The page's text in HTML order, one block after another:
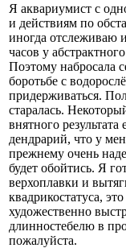
Я аквариумист с
и действиям по
иногда отслеживаю
часов у
Поэтому набросала
боротьбе с
придерживаться.
старалась.
внятного
дендрарий, что у
прежнему очень
будет обойтись. Я
верхоплавки и
квадрикостатуса,
художественно
длинностебелю в
пожалуйста.